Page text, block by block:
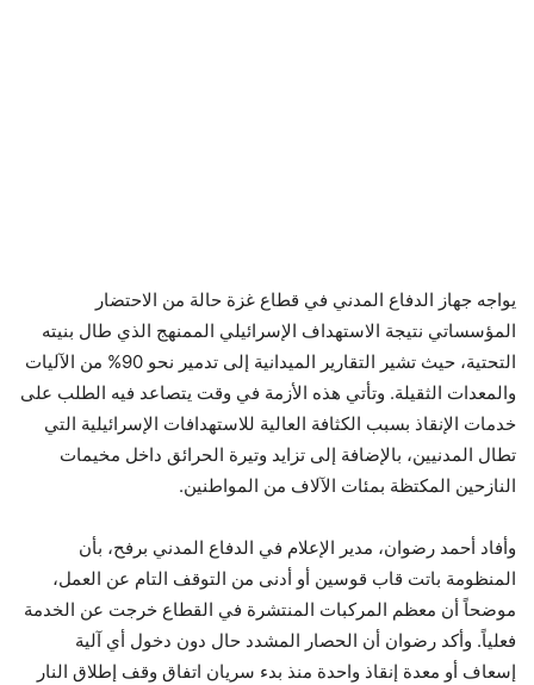
يواجه جهاز الدفاع المدني في قطاع غزة حالة من الاحتضار
المؤسساتي نتيجة الاستهداف الإسرائيلي الممنهج الذي طال بنيته
التحتية، حيث تشير التقارير الميدانية إلى تدمير نحو 90% من الآليات
والمعدات الثقيلة. وتأتي هذه الأزمة في وقت يتصاعد فيه الطلب على
خدمات الإنقاذ بسبب الكثافة العالية للاستهدافات الإسرائيلية التي
تطال المدنيين، بالإضافة إلى تزايد وتيرة الحرائق داخل مخيمات
النازحين المكتظة بمئات الآلاف من المواطنين.
وأفاد أحمد رضوان، مدير الإعلام في الدفاع المدني برفح، بأن
المنظومة باتت قاب قوسين أو أدنى من التوقف التام عن العمل،
موضحاً أن معظم المركبات المنتشرة في القطاع خرجت عن الخدمة
فعلياً. وأكد رضوان أن الحصار المشدد حال دون دخول أي آلية
إسعاف أو معدة إنقاذ واحدة منذ بدء سريان اتفاق وقف إطلاق النار